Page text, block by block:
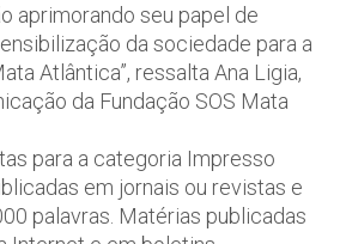
aprimorando seu papel de
da sociedade para a
Atlântica”, ressalta Ana Ligia,
da Fundação SOS Mata
para a categoria Impresso
em jornais ou revistas e
palavras. Matérias publicadas